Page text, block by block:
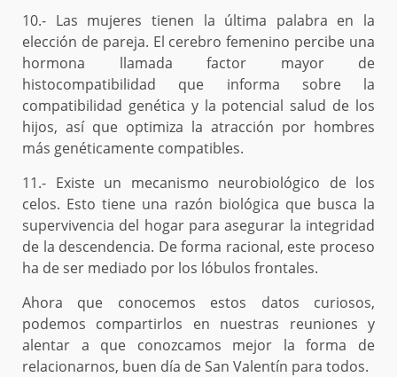
10.- Las mujeres tienen la última palabra en la
elección de pareja. El cerebro femenino percibe una
hormona llamada factor mayor de
histocompatibilidad que informa sobre la
compatibilidad genética y la potencial salud de los
hijos, así que optimiza la atracción por hombres
más genéticamente compatibles.
11.- Existe un mecanismo neurobiológico de los
celos. Esto tiene una razón biológica que busca la
supervivencia del hogar para asegurar la integridad
de la descendencia. De forma racional, este proceso
ha de ser mediado por los lóbulos frontales.
Ahora que conocemos estos datos curiosos,
podemos compartirlos en nuestras reuniones y
alentar a que conozcamos mejor la forma de
relacionarnos, buen día de San Valentín para todos.